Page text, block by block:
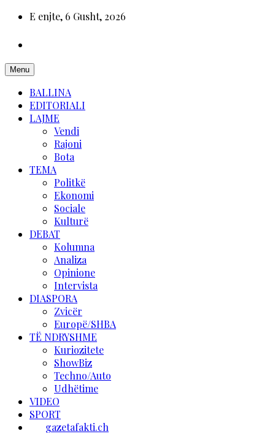
E enjte, 6 Gusht, 2026
Menu
BALLINA
EDITORIALI
LAJME
Vendi
Rajoni
Bota
TEMA
Politkë
Ekonomi
Sociale
Kulturë
DEBAT
Kolumna
Analiza
Opinione
Intervista
DIASPORA
Zvicër
Europë/SHBA
TË NDRYSHME
Kuriozitete
ShowBiz
Techno/Auto
Udhëtime
VIDEO
SPORT
gazetafakti.ch